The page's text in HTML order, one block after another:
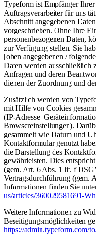
Typeform ist Empfänger Ihrer
Auftragsverarbeiter für uns
Abschnitt angegebenen
vorgeschrieben. Ohne Ihre
personenbezogenen Daten,
zur Verfügung stellen. Sie
[oben angegebenen /
Daten werden ausschließlich
Anfragen und deren
dienen der Zuordnung und
Zusätzlich werden von
mit Hilfe von Cookies
(IP-Adresse,
Browsereinstellungen).
gesammelt wie Datum und
Kontaktformular genutzt
die Darstellung des
gewährleisten. Dies
(gem. Art. 6 Abs. 1 lit. f
Vertragsdurchführung (gem.
Informationen finden Sie
us/articles/360029581691-
Weitere Informationen zu
Beseitigungsmöglichkeiten
https://admin.typeform.com/